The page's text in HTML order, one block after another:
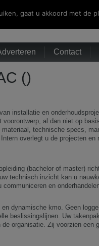
Contact
()
installatie en
al dan niet op
technische specs,
overlegt u de projecten
(bachelor of master)
technisch inzicht kan u
en
dynamische kmo. Geen
beslissingslijnen. Uw
organisatie. Zij voorzien een
gaat u akkoord met de